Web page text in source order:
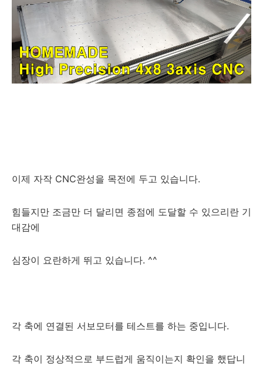
이제 자작 CNC완성을 목전에 두고 있습니다.
힘들지만 조금만 더 달리면 종점에 도달할 수 있으리란 기
대감에
심장이 요란하게 뛰고 있습니다. ^^
각 축에 연결된 서보모터를 테스트를 하는 중입니다.
각 축이 정상적으로 부드럽게 움직이는지 확인을 했답니